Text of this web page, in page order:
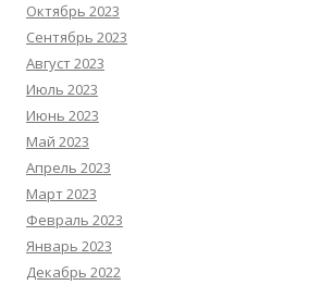
Октябрь 2023
Сентябрь 2023
Август 2023
Июль 2023
Июнь 2023
Май 2023
Апрель 2023
Март 2023
Февраль 2023
Январь 2023
Декабрь 2022